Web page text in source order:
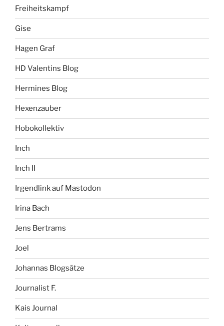
Freiheitskampf
Gise
Hagen Graf
HD Valentins Blog
Hermines Blog
Hexenzauber
Hobokollektiv
Inch
Inch II
Irgendlink auf Mastodon
Irina Bach
Jens Bertrams
Joel
Johannas Blogsätze
Journalist F.
Kais Journal